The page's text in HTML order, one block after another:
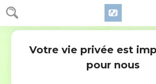
1 Chroniques 11
Harar.
35 Ahiam, fils de Sakar, de Harar. Éliphal, fils
Hépher, de Mekéra. Ahiya, de Palôn.
Hetsro, de Karmel. Naaraï, fils d’Ézbaï.
Joël, frère de Nathan. Mibhar, fils d’Hagri.
Votre vie privée est
pour nous